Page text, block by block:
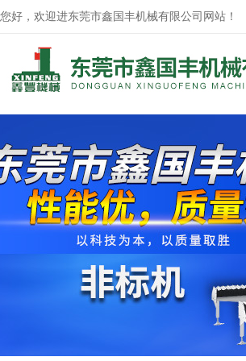
您好，欢迎进东莞市鑫国丰机械有限公司网站！